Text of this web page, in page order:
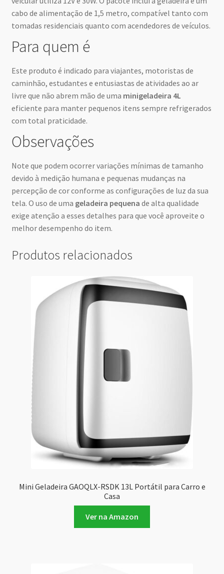
cabo de alimentação de 1,5 metro, compatível tanto com
tomadas residenciais quanto com acendedores de veículos.
Para quem é
Este produto é indicado para viajantes, motoristas de
caminhão, estudantes e entusiastas de atividades ao ar
livre que não abrem mão de uma minigeladeira 4L
eficiente para manter pequenos itens sempre refrigerados
com total praticidade.
Observações
Note que podem ocorrer variações mínimas de tamanho
devido à medição humana e pequenas mudanças na
percepção de cor conforme as configurações de luz da sua
tela. O uso de uma geladeira pequena de alta qualidade
exige atenção a esses detalhes para que você aproveite o
melhor desempenho do item.
Produtos relacionados
Mini Geladeira GAOQLX-RSDK 13L Portátil para Carro e
Casa
Ver na Amazon